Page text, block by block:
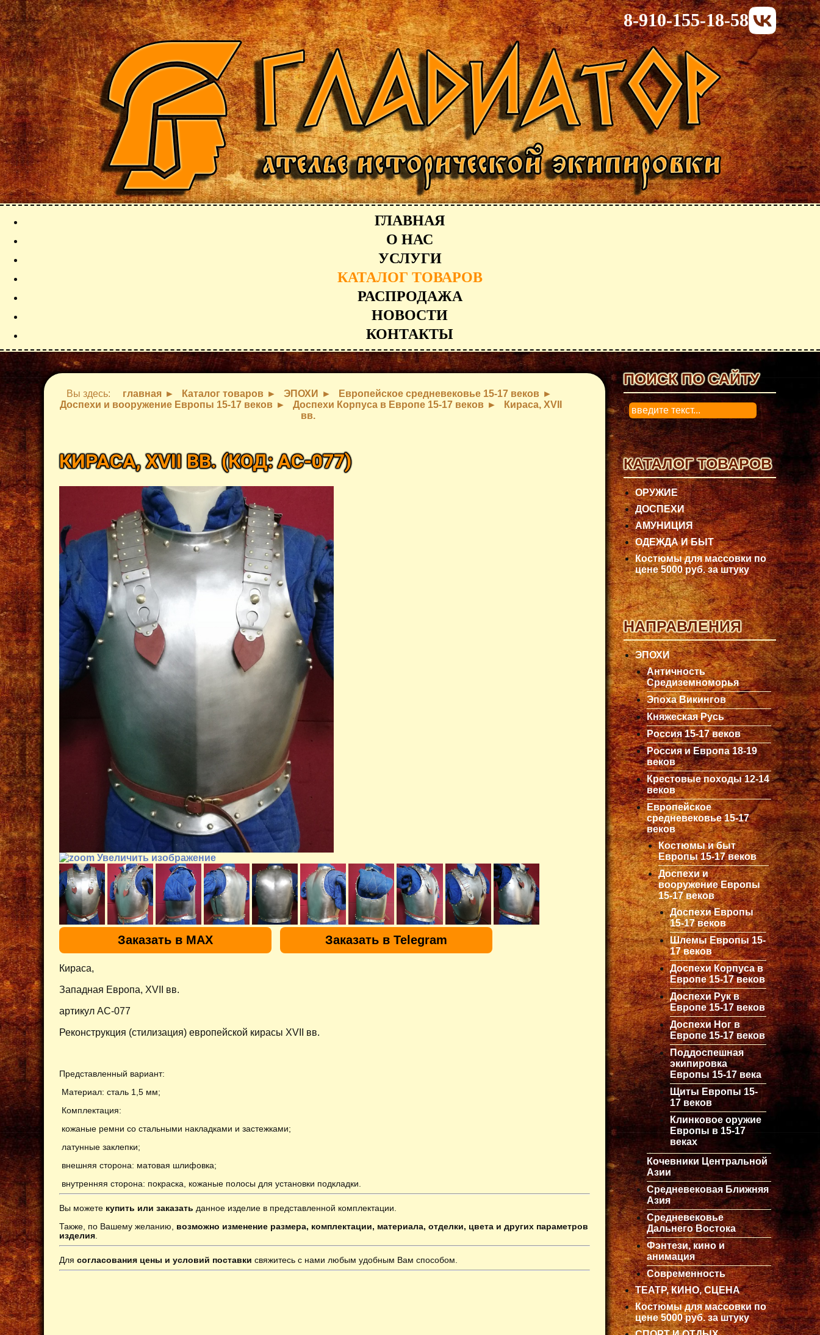
8-910-155-18-58
ГЛАВНАЯ
О НАС
УСЛУГИ
КАТАЛОГ ТОВАРОВ
РАСПРОДАЖА
НОВОСТИ
КОНТАКТЫ
Вы здесь: главная Каталог товаров ЭПОХИ
Европейское средневековье 15-17 веков
Доспехи и вооружение Европы 15-17 веков
Доспехи Корпуса в Европе 15-17 веков
Кираса, XVII
вв.
КИРАСА, XVII ВВ.(КОД:AC-077)
Увеличить изображение
Заказать в MAX Заказать в Telegram
Кираса,
Западная Европа, XVII вв.
артикул AC-077
Реконструкция (стилизация) европейской кирасы XVII вв.
Представленный вариант:
Материал: сталь 1,5 мм;
Комплектация:
кожаные ремни со стальными накладками и застежками;
латунные заклепки;
внешняя сторона: матовая шлифовка;
внутренняя сторона: покраска, кожаные полосы для установки подкладки.
Вы можете купить или заказать данное изделие в представленной комплектации.
Также, по Вашему желанию, возможно изменение размера, комплектации, материала, отделки, цвета и других параметров
изделия
Для согласования цены и условий поставки свяжитесь с нами любым удобным Вам способом.
ПОИСК ПО САЙТУ
0
КАТАЛОГ ТОВАРОВ
ОРУЖИЕ
ДОСПЕХИ
АМУНИЦИЯ
ОДЕЖДА И БЫТ
Костюмы для массовки по
цене 5000 руб. за штуку
НАПРАВЛЕНИЯ
ЭПОХИ
Античность
Средиземноморья
Эпоха Викингов
Княжеская Русь
Россия 15-17 веков
Россия и Европа 18-19
веков
Крестовые походы 12-14
веков
Европейское
средневековье 15-17
веков
Костюмы и быт
Европы 15-17 веков
Доспехи и
вооружение Европы
15-17 веков
Доспехи Европы
15-17 веков
Шлемы Европы 15-
17 веков
Доспехи Корпуса в
Европе 15-17 веков
Доспехи Рук в
Европе 15-17 веков
Доспехи Ног в
Европе 15-17 веков
Поддоспешная
экипировка
Европы 15-17 века
Щиты Европы 15-
17 веков
Клинковое оружие
Европы в 15-17
веках
Кочевники Центральной
Азии
Средневековая Ближняя
Азия
Средневековье
Дальнего Востока
Фэнтези, кино и
анимация
Современность
ТЕАТР, КИНО, СЦЕНА
Костюмы для массовки по
цене 5000 руб. за штуку